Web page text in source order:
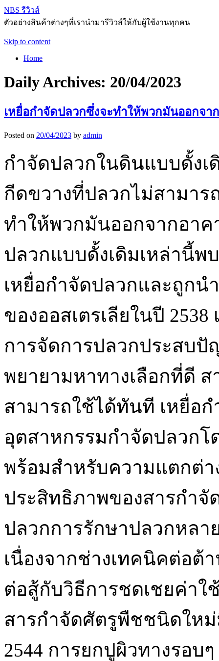
NBS รีวิวส์
ตัวอย่างสินค้าต่างๆที่เรานำมารีวิวส์ให้กับผู้ใช้งานทุกคน
Skip to content
Home
Daily Archives: 20/04/2023
เหยื่อกำจัดปลวกซึ่งจะทำให้พวกมันออกจา
Posted on 20/04/2023 by admin
กำจัดปลวกในดินแบบดั้งเ
กีดขวางที่ปลวกไม่สามาร
ทำให้พวกมันออกจากอาค
ปลวกแบบดั้งเดิมเหล่านี้พ
เหยื่อกำจัดปลวกและถูก
ของออสเตรเลียในปี
การจัดการปลวกประสบ
พยายามหาทางเลือกที่ดี
สามารถใช้ได้ทันที เหยื่อ
อุตสาหกรรมกำจัดปลวกโ
พร้อมสำหรับความแตกต่า
ประสิทธิภาพของสารกำ
ปลวกการรักษาปลวกหลา
เนื่องจากช่างเทคนิคต่อต้
ต่อสู้กับวิธีการชดเชยค่าใ
สารกำจัดศัตรูพืชชนิดให
2544 การยกปูผิวทางรอ